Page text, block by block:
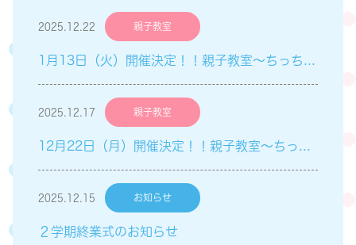
2025.12.22 親子教室
1月13日（火）開催決定！！親子教室～ちっちゃい子Club～「親子遊び」のご案内
2025.12.17 親子教室
12月22日（月）開催決定！！親子教室～ちっちゃい子Club～「親子遊び」のご案内
2025.12.15 お知らせ
２学期終業式のお知らせ